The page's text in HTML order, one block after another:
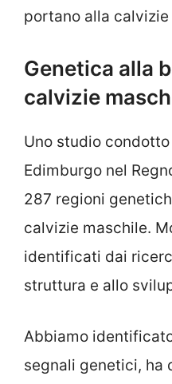
portano alla
Genetica alla
calvizie
Uno studio
Edimburgo nel
287 regioni
calvizie maschile.
identificati dai
struttura e allo
Abbiamo
segnali genetici, ha